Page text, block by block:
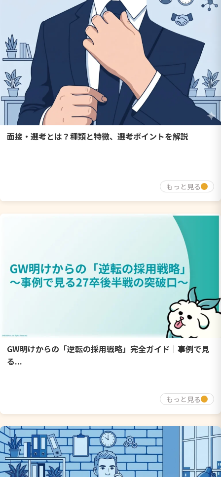
面接・選考とは？種類と特徴、選考ポイントを解説
もっと見る
GW明けからの「逆転の採用戦略」完全ガイド｜事例で見
る...
もっと見る